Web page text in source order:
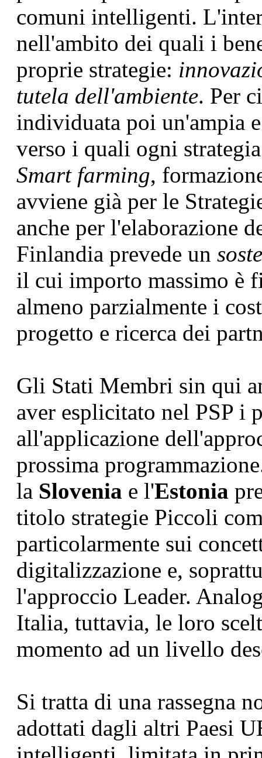
comuni intelligenti.
nell'ambito dei quali i
proprie strategie:
tutela dell'ambiente. Per
individuata poi un'ampia
verso i quali ogni
Smart farming,
avviene già per le
anche per l'elaborazione
Finlandia prevede un
il cui importo massimo è
almeno parzialmente i
progetto e ricerca dei
Gli Stati Membri sin qui
aver esplicitato nel PSP i
all'applicazione
prossima
la Slovenia e l'Estonia
titolo strategie Piccoli
particolarmente sui
digitalizzazione e,
l'approccio Leader.
Italia, tuttavia, le loro
momento ad un livello
Si tratta di una rassegna
adottati dagli altri Paesi